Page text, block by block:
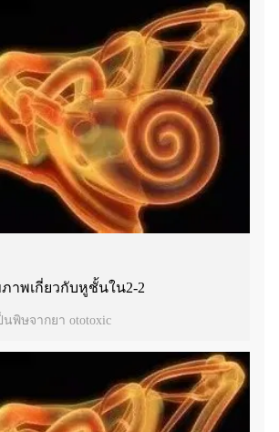
เป็นกลุ่มอาการบกพร่องทางการได้ยิน (SHI)
งทางการได้ยินที่ไม่ใช่กลุ่มอาการ (NSHI)
กต่างกัน และสัดส่วนของความบกพร่อง
เป็นกลุ่มกลุ่มอาการจะสูงถึง 70%
าพเกี่ยวกับหูชั้นใน2-2
พิษจากยา ototoxic